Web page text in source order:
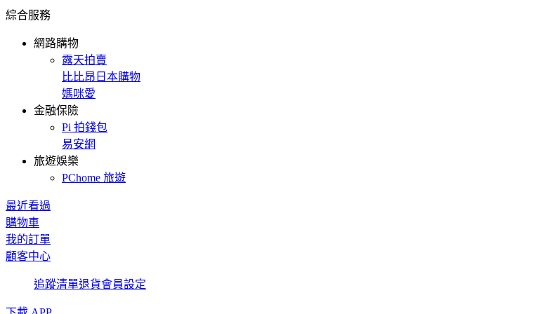
綜合服務
網路購物
露天拍賣
比比昂日本購物
媽咪愛
金融保險
Pi 拍錢包
易安網
旅遊娛樂
PChome 旅遊
最近看過
購物車
我的訂單
顧客中心
追蹤清單退貨會員設定